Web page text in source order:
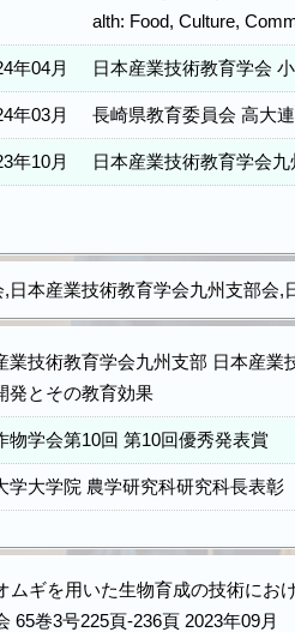
alth: Food, Culture,
年04月 日本産業技術教育学会
年03月 長崎県教育委員会 高大
年10月 日本産業技術教育学会
,日本産業技術教育学会九州支部会
業技術教育学会九州支部 日本産
発とその教育効果
物学会第10回 第10回優秀発表賞
学大学院 農学研究科研究科長表彰
ムギを用いた生物育成の技術にお
65巻3号225頁-236頁 2023年09月